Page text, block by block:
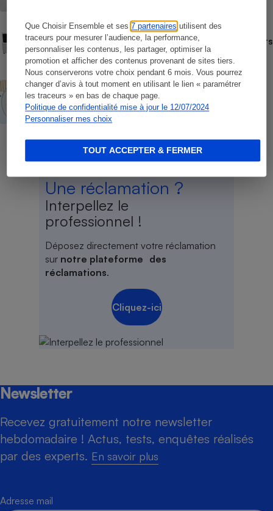
Que Choisir Ensemble et ses7 partenaires utilisent des
traceurs pour mesurer l’audience, la performance,
personnaliser les contenus, les partager, optimiser la
promotion et afficher des contenus provenant de sites tiers.
Nous conserverons votre choix pendant 6 mois. Vous pourrez
changer d’avis à tout moment en utilisant le lien « paramétrer
les traceurs » en bas de chaque page.
Politique de confidentialité mise à jour le 12/07/2024
Personnaliser mes choix
TOUT ACCEPTER & FERMER
COMMENT NOUS TESTONS
Comment nous testons les rafraîchisseurs
d’air
ACTUALITÉ
Canicule - Les prix des ventilateurs
s’envolent aussi
Une réclamation ?
Interpellez le
professionnel !
Déposez directement votre réclamation
sur notre plateforme des
réclamations.
Cliquez-ici
Newsletter
Recevez gratuitement notre newsletter
hebdomadaire ! Actus, tests, enquêtes réalisés
par des experts. En savoir plus
Adresse mail